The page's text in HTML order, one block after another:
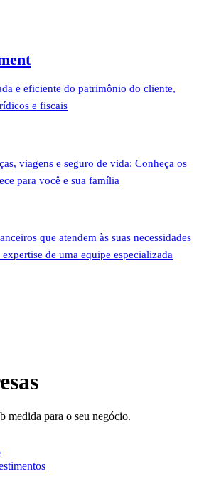
e eficiente do patrimônio do cliente,
e fiscais
viagens e seguro de vida: Conheça os
para você e sua família
que atendem às suas necessidades
de uma equipe especializada
medida para o seu negócio.